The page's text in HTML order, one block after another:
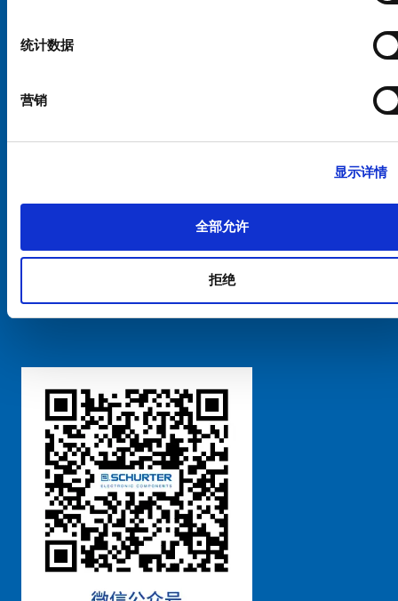
统计数据
营销
显示详情
全部允许
拒绝
粤ICP备 2021170698号